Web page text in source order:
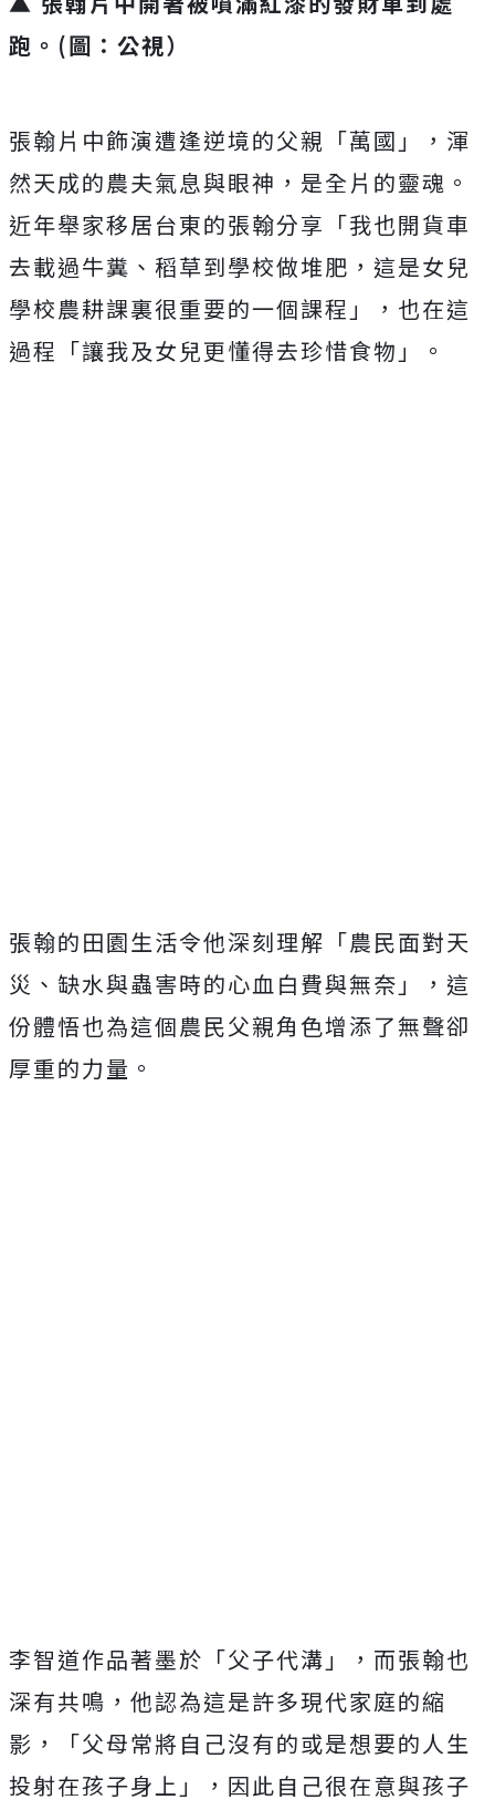
跑。(圖：公視）
張翰片中飾演遭逢逆境的父親「萬國」， 渾
然天成的農夫氣息與眼神，是全片的靈魂。
近年舉家移居台東的張翰分享「我也開貨車
去載過牛糞、 稻草到學校做堆肥，這是女兒
學校農耕課裏很重要的一個課程」， 也在這
過程「讓我及女兒更懂得去珍惜食物」。
張翰的田園生活令他深刻理解「農民面對天
災、 缺水與蟲害時的心血白費與無奈」， 這
份體悟也為這個農民父親角色增添了無聲卻
厚重的力量。
李智道作品著墨於「父子代溝」，而張翰也
深有共鳴， 他認為這是許多現代家庭的縮
影，「父母常將自己沒有的或是想要的人生
投射在孩子身上」， 因此自己很在意與孩子